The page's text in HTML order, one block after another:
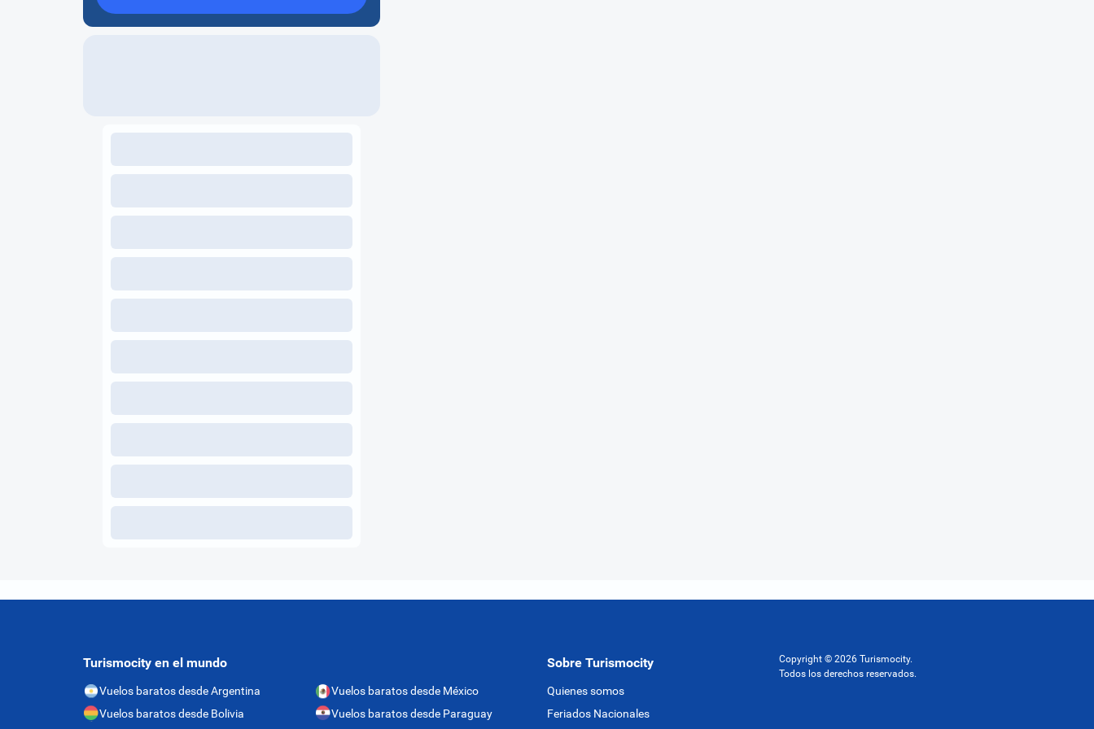
Turismocity en el mundo
Vuelos baratos desde Argentina
Vuelos baratos desde Bolivia
Vuelos baratos desde México
Vuelos baratos desde Paraguay
Sobre Turismocity
Quienes somos
Feriados Nacionales
Copyright © 2026 Turismocity.
Todos los derechos reservados.